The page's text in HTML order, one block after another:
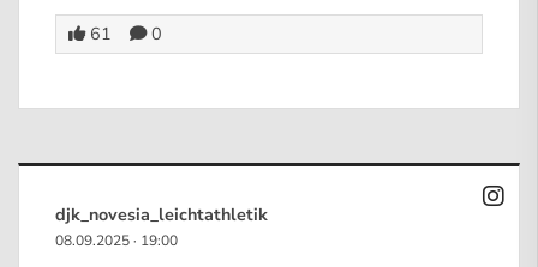
61 0
djk_novesia_leichtathletik
08.09.2025· 19:00